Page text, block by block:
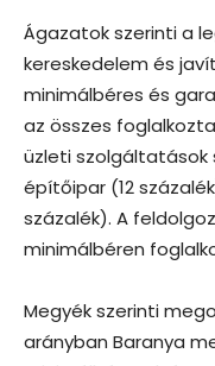
Ágazatok szerinti a
kereskedelem és
minimálbéres és
az összes
üzleti szolgáltatások
építőipar (12
százalék). A
minimálbéren
Megyék szerinti
arányban Baranya